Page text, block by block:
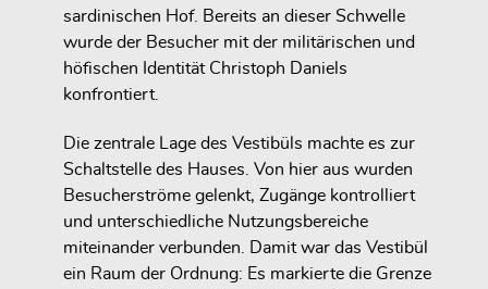
sardinischen Hof. Bereits an dieser Schwelle
wurde der Besucher mit der militärischen und
höfischen Identität Christoph Daniels
konfrontiert.
Die zentrale Lage des Vestibüls machte es zur
Schaltstelle des Hauses. Von hier aus wurden
Besucherströme gelenkt, Zugänge kontrolliert
und unterschiedliche Nutzungsbereiche
miteinander verbunden. Damit war das Vestibül
ein Raum der Ordnung: Es markierte die Grenze